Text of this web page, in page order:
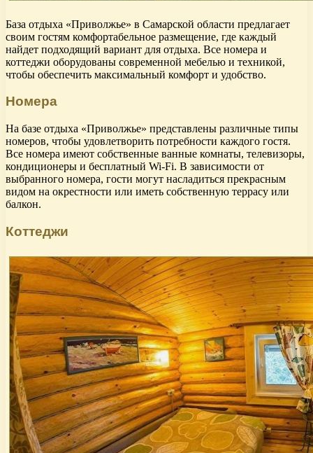
База отдыха «Приволжье» в Самарской области предлагает
своим гостям комфортабельное размещение, где каждый
найдет подходящий вариант для отдыха. Все номера и
коттеджи оборудованы современной мебелью и техникой,
чтобы обеспечить максимальный комфорт и удобство.
Номера
На базе отдыха «Приволжье» представлены различные типы
номеров, чтобы удовлетворить потребности каждого гостя.
Все номера имеют собственные ванные комнаты, телевизоры,
кондиционеры и бесплатный Wi-Fi. В зависимости от
выбранного номера, гости могут насладиться прекрасным
видом на окрестности или иметь собственную террасу или
балкон.
Коттеджи